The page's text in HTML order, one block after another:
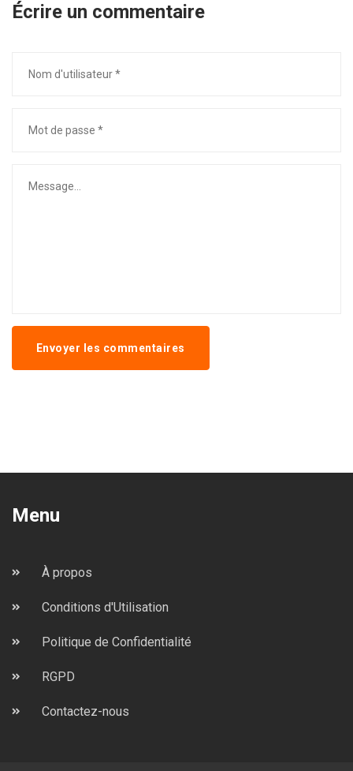
Écrire un commentaire
Envoyer les commentaires
Menu
À propos
Conditions d'Utilisation
Politique de Confidentialité
RGPD
Contactez-nous